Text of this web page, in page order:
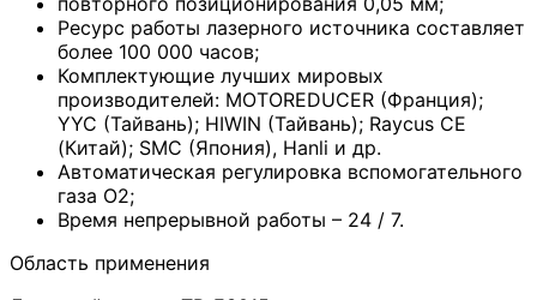
Ресурс работы лазерного источника составляет
более 100 000 часов;
Комплектующие лучших мировых
производителей: MOTOREDUCER (Франция);
YYC (Тайвань); HIWIN (Тайвань); Raycus СЕ
(Китай); SMC (Япония), Hanli и др.
Автоматическая регулировка вспомогательного
газа О2;
Время непрерывной работы – 24 / 7.
Область применения